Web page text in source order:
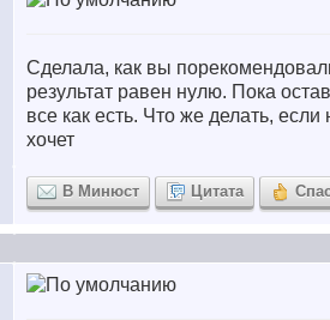
Сделала, как вы
результат равен нулю. Пока
все как есть. Что же делать, если
хочет
В Минюст Цитата